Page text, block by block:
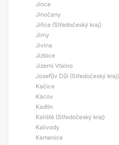
Jince
Jinočany
Jiřice (Středočeský kraj)
Jirny
Jivina
Jizbice
Jizerní Vtelno
Josefův Důl (Středočeský kraj)
Kačice
Kácov
Kadlín
Kaliště (Středočeský kraj)
Kalivody
Kamenice